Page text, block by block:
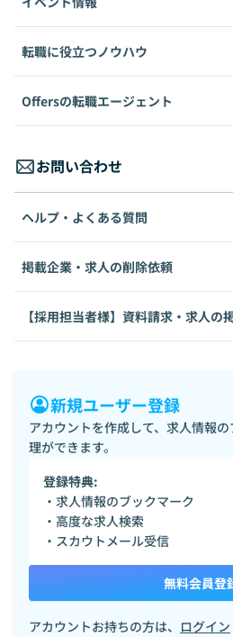
転職に役立つノウハウ
Offersの転職エージェント
お問い合わせ
ヘルプ・よくある質問
掲載企業・求人の削除依頼
【採用担当者様】資料請求・求人の
新規ユーザー登録
アカウントを作成して、求人情報
理ができます。
登録特典:
・求人情報のブックマーク
・高度な求人検索
・スカウトメール受信
無料会員登
アカウントお持ちの方は、 ログイン